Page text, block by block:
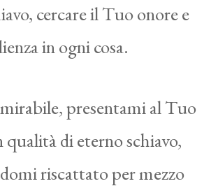
cercare il Tuo onore e
in ogni cosa.
presentami al Tuo
qualità di eterno schiavo,
riscattato per mezzo